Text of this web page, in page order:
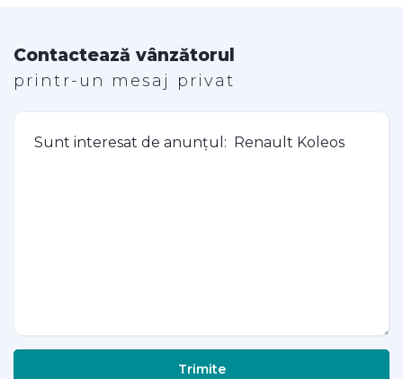
Contactează vânzătorul
printr-un mesaj privat
Trimite